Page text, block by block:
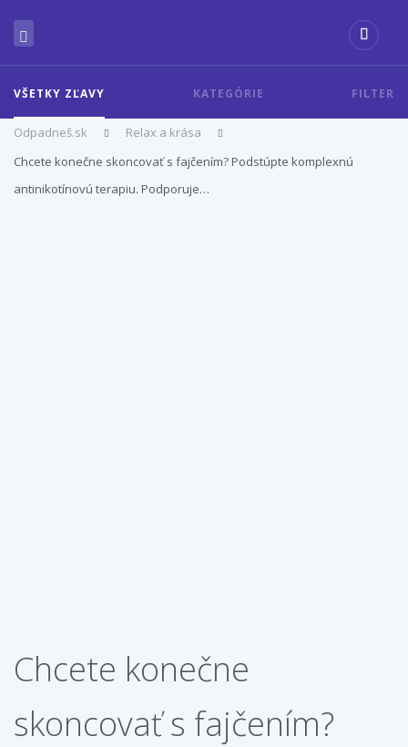
VŠETKY ZĽAVY KATEGÓRIE FILTER
Odpadneš.sk
Relax a krása
Chcete konečne skoncovať s fajčením? Podstúpte komplexnú
antinikotínovú terapiu. Podporuje…
Chcete konečne
skoncovať s fajčením?